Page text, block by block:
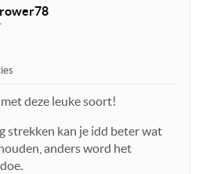
deze leuke soort!
strekken kan je idd beter wat
anders word het